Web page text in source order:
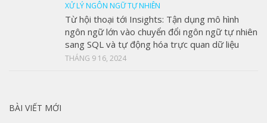
XỬ LÝ NGÔN NGỮ TỰ NHIÊN
Từ hội thoại tới Insights: Tận dụng mô hình
ngôn ngữ lớn vào chuyển đổi ngôn ngữ tự nhiên
sang SQL và tự động hóa trực quan dữ liệu
THÁNG 9 16, 2024
BÀI VIẾT MỚI